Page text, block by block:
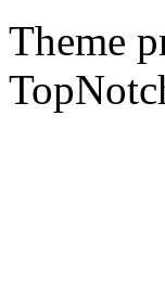
Theme